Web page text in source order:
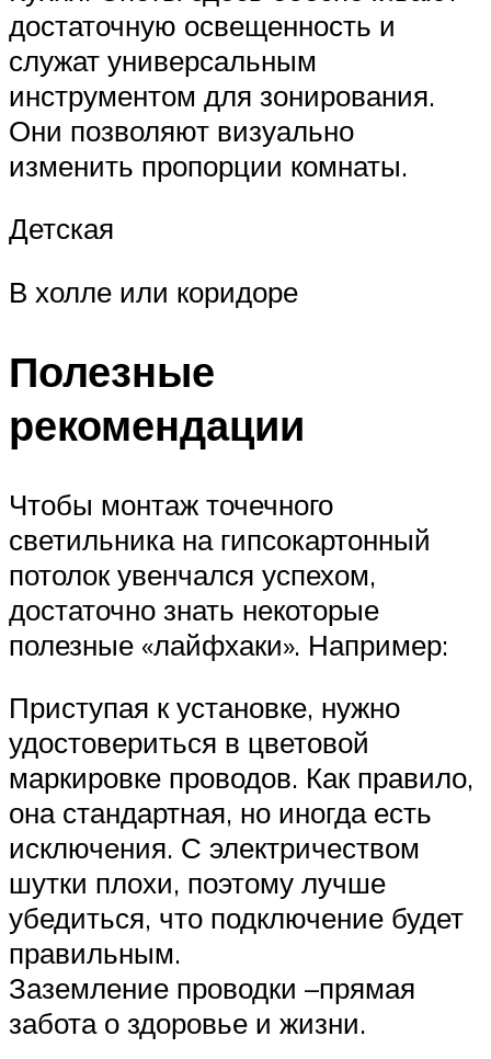
достаточную освещенность и
служат универсальным
инструментом для зонирования.
Они позволяют визуально
изменить пропорции комнаты.
Детская
В холле или коридоре
Полезные
рекомендации
Чтобы монтаж точечного
светильника на гипсокартонный
потолок увенчался успехом,
достаточно знать некоторые
полезные «лайфхаки». Например:
Приступая к установке, нужно
удостовериться в цветовой
маркировке проводов. Как правило,
она стандартная, но иногда есть
исключения. С электричеством
шутки плохи, поэтому лучше
убедиться, что подключение будет
правильным.
Заземление проводки –прямая
забота о здоровье и жизни.